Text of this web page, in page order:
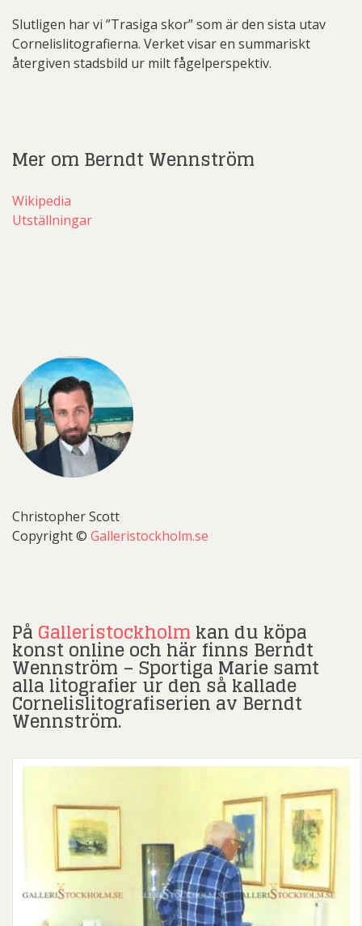
Slutligen har vi ”Trasiga skor” som är den sista utav
Cornelislitografierna. Verket visar en summariskt
återgiven stadsbild ur milt fågelperspektiv.
Mer om Berndt Wennström
Wikipedia
Utställningar
Christopher Scott
Copyright © Galleristockholm.se
På Galleristockholmkan du köpa
konst online och här finns Berndt
Wennström – Sportiga Marie samt
alla litografier ur den så kallade
Cornelislitografiserien av Berndt
Wennström.